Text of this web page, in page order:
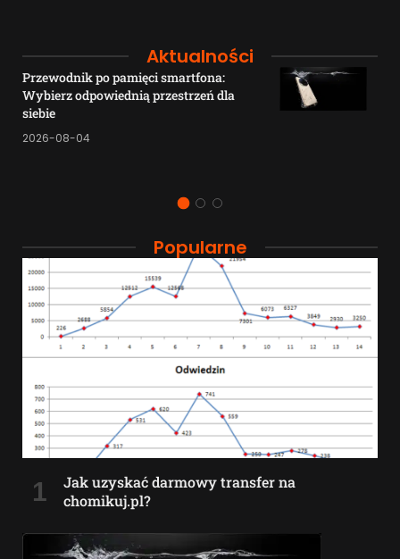
Aktualności
Przewodnik po pamięci smartfona:
Wybierz odpowiednią przestrzeń dla
siebie
2026-08-04
Popularne
Jak uzyskać darmowy transfer na
chomikuj.pl?